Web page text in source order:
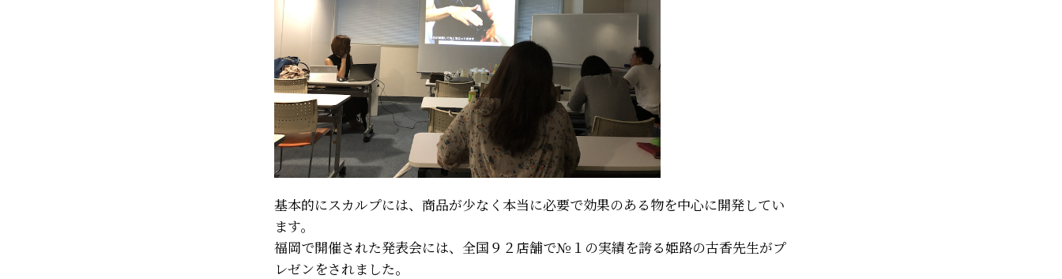
基本的にスカルプには、商品が少なく本当に必要で効果のある物を中心に開発してい
ます。
福岡で開催された発表会には、全国９２店舗で№１の実績を誇る姫路の古香先生がプ
レゼンをされました。